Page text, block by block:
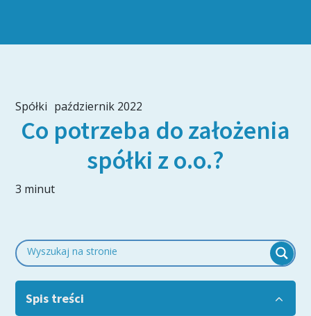
Spółki październik 2022
Co potrzeba do założenia
spółki z o.o.?
3 minut
Spis treści